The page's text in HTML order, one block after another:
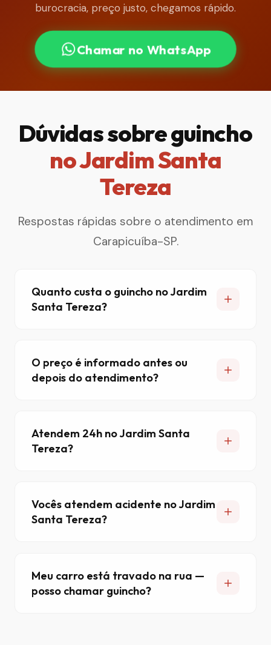
burocracia, preço justo, chegamos rápido.
Chamar no WhatsApp
Dúvidas sobre guincho
no Jardim Santa
Tereza
Respostas rápidas sobre o atendimento em
Carapicuíba-SP.
Quanto custa o guincho no Jardim
Santa Tereza?
O preço é informado antes ou
depois do atendimento?
Atendem 24h no Jardim Santa
Tereza?
Vocês atendem acidente no Jardim
Santa Tereza?
Meu carro está travado na rua —
posso chamar guincho?